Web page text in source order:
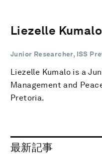
Liezelle Kumalo
Junior Researcher, ISS
Liezelle Kumalo is a
Management and
Pretoria.
最新記事